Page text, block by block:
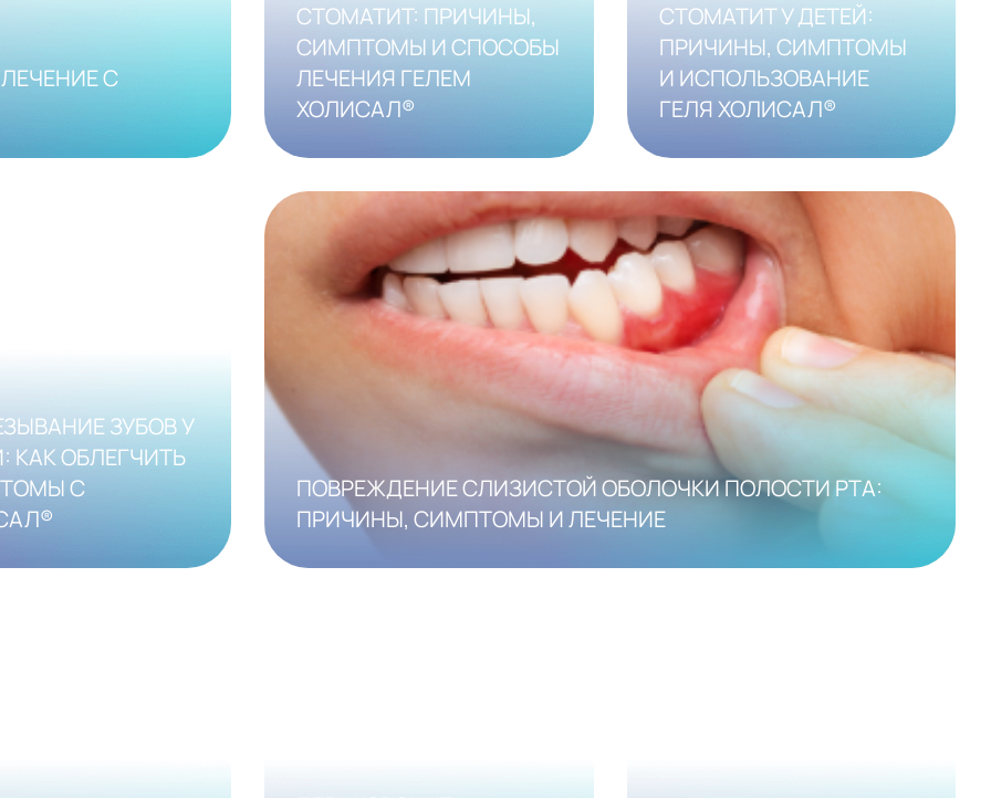
С
СТОМАТИТ: ПРИЧИНЫ,
СИМПТОМЫ И СПОСОБЫ
ЛЕЧЕНИЯ ГЕЛЕМ
ХОЛИСАЛ®
СТОМАТИТ У ДЕТЕЙ:
ПРИЧИНЫ, СИМПТОМЫ
И ИСПОЛЬЗОВАНИЕ
ГЕЛЯ ХОЛИСАЛ®
ЗУБОВ У
КАК ОБЛЕГЧИТЬ
С
ПОВРЕЖДЕНИЕ СЛИЗИСТОЙ ОБОЛОЧКИ ПОЛОСТИ РТА:
ПРИЧИНЫ, СИМПТОМЫ И ЛЕЧЕНИЕ